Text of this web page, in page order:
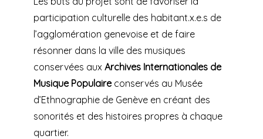
participation culturelle des habitant.x.e.s de
l’agglomération genevoise et de faire
résonner dans la ville des musiques
conservées aux Archives Internationales de
Musique Populaireconservés au Musée
d’Ethnographie de Genève en créant des
sonorités et des histoires propres à chaque
quartier.